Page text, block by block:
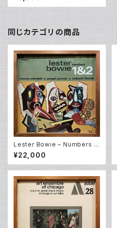
同じカテゴリの商品
Lester Bowie – Numbers 1
&2 (LP)
¥22,000